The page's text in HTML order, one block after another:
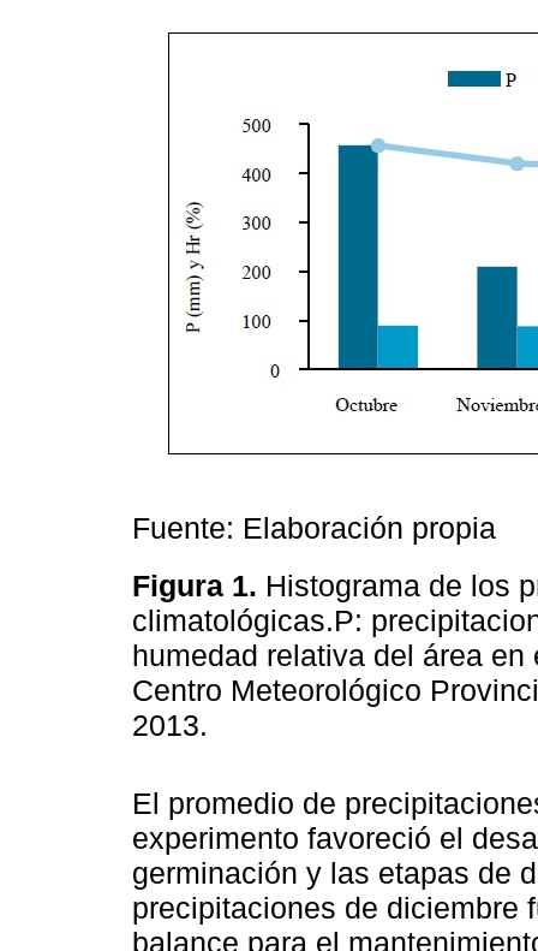
Fuente: Elaboración propia
Figura 1. Histograma de los
climatológicas.P:
humedad relativa del área
Centro Meteorológico
2013.
El promedio de
experimento favoreció el
germinación y las etapas de
precipitaciones de diciembre
balance para el